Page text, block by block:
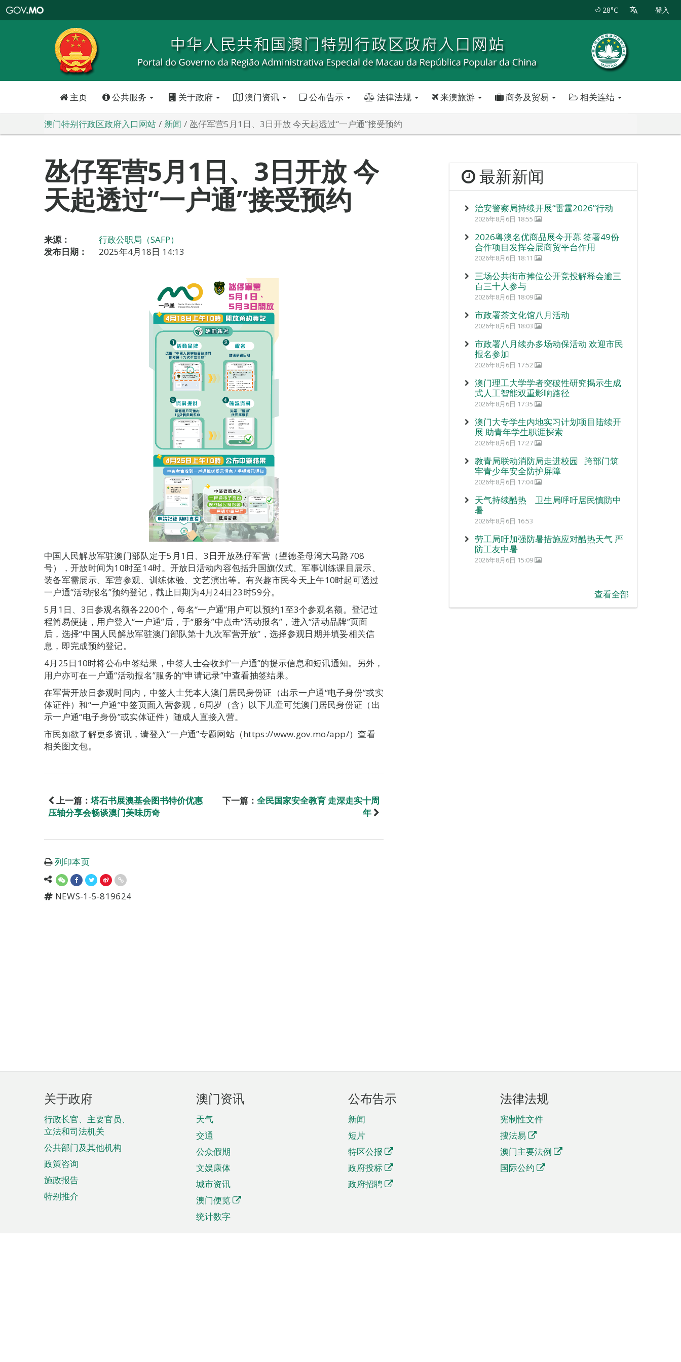
特
政
区
政
口
28°C 登入
主页 公共服务 关于政府 澳门资讯 公布告示 法律法规 来澳旅游 商务及贸易 相关连结
澳门特别行政区政府入口网站 新闻 氹仔军营5月1日、3日开放 今天起透过“一户通”接受预约
氹仔军营5月1日、3日开放 今
天起透过“一户通”接受预约
来源：
行政公职局（SAFP）
发布日期：
2025年4月18日 14:13
中国人民解放军驻澳门部队定于5月1日、3日开放氹仔军营（望德圣母湾大马路708
号），开放时间为10时至14时。开放日活动内容包括升国旗仪式、军事训练课目展示、
装备军需展示、军营参观、训练体验、文艺演出等。有兴趣市民今天上午10时起可透过
一户通“活动报名”预约登记，截止日期为4月24日23时59分。
5月1日、3日参观名额各2200个，每名“一户通”用户可以预约1至3个参观名额。登记过
程简易便捷，用户登入“一户通”后，于“服务”中点击“活动报名”，进入“活动品牌”页面
后，选择“中国人民解放军驻澳门部队第十九次军营开放”，选择参观日期并填妥相关信
息，即完成预约登记。
4月25日10时将公布中签结果，中签人士会收到“一户通”的提示信息和短讯通知。另外，
用户亦可在一户通“活动报名”服务的“申请记录”中查看抽签结果。
在军营开放日参观时间内，中签人士凭本人澳门居民身份证（出示一户通“电子身份”或实
体证件）和“一户通”中签页面入营参观，6周岁（含）以下儿童可凭澳门居民身份证（出
示一户通“电子身份”或实体证件）随成人直接入营。
市民如欲了解更多资讯，请登入“一户通”专题网站（https://www.gov.mo/app/）查看
相关图文包。
上一篇： 塔石书展澳基会图书特价优惠
压轴分享会畅谈澳门美味历奇
下一篇： 全民国家安全教育 走深走实十周
年
列印本页
NEWS-1-5-819624
最新新闻
治安警察局持续开展“雷霆2026”行动
2026年8月6日 18:55
2026粤澳名优商品展今开幕 签署49份
合作项目发挥会展商贸平台作用
2026年8月6日 18:11
三场公共街市摊位公开竞投解释会逾三
百三十人参与
2026年8月6日 18:09
市政署茶文化馆八月活动
2026年8月6日 18:03
市政署八月续办多场动保活动 欢迎市民
报名参加
2026年8月6日 17:52
澳门理工大学学者突破性研究揭示生成
式人工智能双重影响路径
2026年8月6日 17:35
澳门大专学生内地实习计划项目陆续开
展 助青年学生职涯探索
2026年8月6日 17:27
教青局联动消防局走进校园 跨部门筑
牢青少年安全防护屏障
2026年8月6日 17:04
天气持续酷热 卫生局呼吁居民慎防中
暑
2026年8月6日 16:53
劳工局吁加强防暑措施应对酷热天气 严
防工友中暑
2026年8月6日 15:09
查看全部
页
脚
菜
单
关于政府
行政长官、主要官员、
立法和司法机关
公共部门及其他机构
政策咨询
施政报告
特别推介
澳门资讯
天气
交通
公众假期
文娱康体
城市资讯
澳门便览
统计数字
公布告示
新闻
短片
特区公报
政府投标
政府招聘
法律法规
宪制性文件
搜法易
澳门主要法例
国际公约